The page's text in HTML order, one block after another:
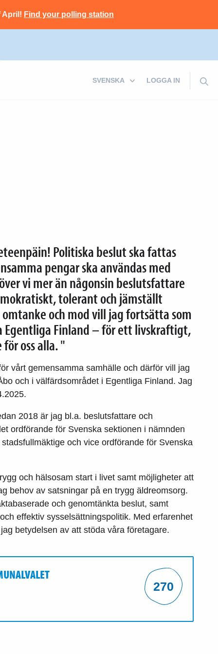
April! Find your polling station
LOGGA IN
Politiska beslut ska fattas
pengar ska användas med
vi mer än någonsin beslutsfattare
tolerant och jämställt
och mod vill jag fortsätta som
Egentliga Finland – för ett livskraftigt,
oss alla. "
vårt gemensamma samhälle och därför vill jag
och i välfärdsområdet i Egentliga Finland. Jag
2018 är jag bl.a. beslutsfattare och
ordförande för Svenska sektionen i nämnden
och vice ordförande för Svenska
och hälsosam start i livet samt möjligheter att
behov av satsningar på en trygg äldreomsorg.
och genomtänkta beslut, samt
effektiv sysselsättningspolitik. Med erfarenhet
betydelsen av att stöda våra företagare.
270